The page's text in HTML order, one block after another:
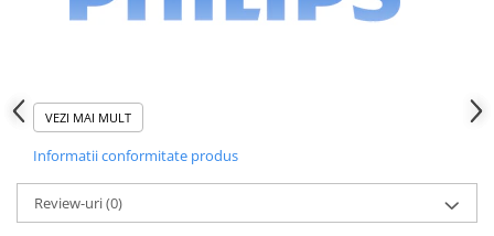
Sistemul eficient de epilare smulge firele
de par de la radacina
Sistemul eficient de epilare iti lasa pielea
neteda si curata timp de mai multe saptamani.
VEZI MAI MULT
Informatii conformitate produs
Review-uri(0)